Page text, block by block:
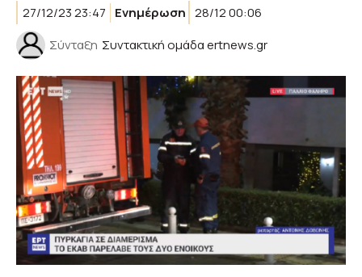
27/12/23 23:47
Ενημέρωση 28/12 00:06
Σύνταξη Συντακτική ομάδα ertnews.gr